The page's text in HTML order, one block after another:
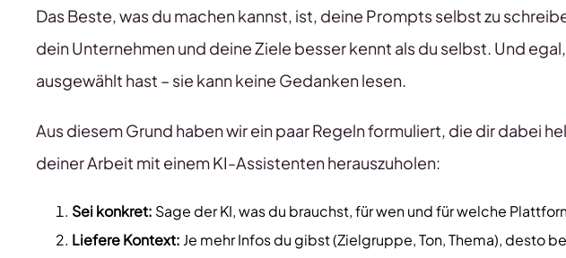
Das Beste, was du machen kannst, ist, deine Prompts selbst zu
dein Unternehmen und deine Ziele besser kennt als du selbst. Und
ausgewählt hast – sie kann keine Gedanken lesen.
Aus diesem Grund haben wir ein paar Regeln formuliert, die dir dabei
deiner Arbeit mit einem KI-Assistenten herauszuholen:
Sei konkret: Sage der KI, was du brauchst, für wen und für welche
Liefere Kontext: Je mehr Infos du gibst (Zielgruppe, Ton, Thema), desto